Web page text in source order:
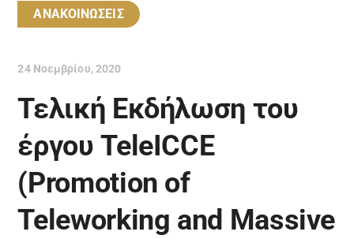
ΑΝΑΚΟΙΝΩΣΕΙΣ
24 Νοεμβρίου, 2020
Τελική Εκδήλωση του
έργου TeleICCE
(Promotion of
Teleworking and Massive